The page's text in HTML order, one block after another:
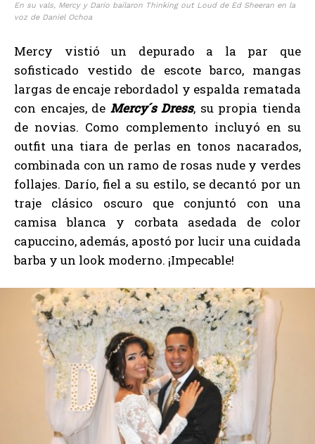
En su vals, Mercy y Darío bailaron Thinking out Loud de Ed Sheeran en la
voz de Daniel Ochoa
Mercy vistió un depurado a la par que
sofisticado vestido de escote barco, mangas
largas de encaje rebordadol y espalda rematada
con encajes, de Mercy´s Dress, su propia tienda
de novias. Como complemento incluyó en su
outfit una tiara de perlas en tonos nacarados,
combinada con un ramo de rosas nude y verdes
follajes. Darío, fiel a su estilo, se decantó por un
traje clásico oscuro que conjuntó con una
camisa blanca y corbata asedada de color
capuccino, además, apostó por lucir una cuidada
barba y un look moderno. ¡Impecable!